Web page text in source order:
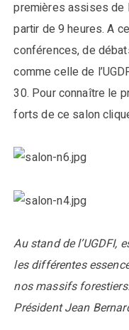
premières assises de
partir de 9 heures. A
conférences, de
comme celle de
30. Pour connaître le
forts de ce salon
Au stand de l’UGDFI,
les différentes
nos massifs
Président Jean